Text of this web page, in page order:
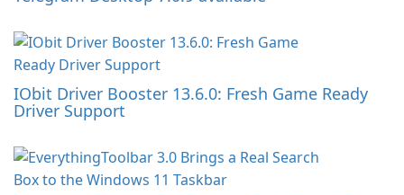
IObit Driver Booster 13.6.0: Fresh Game Ready
Driver Support